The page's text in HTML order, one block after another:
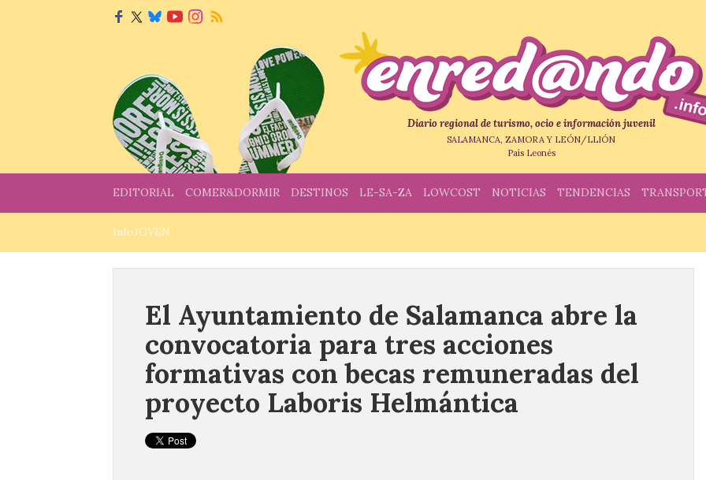
Diario regional de turismo, ocio e información juvenil
SALAMANCA, ZAMORA Y LEÓN/LLIÓN
País Leonés
EDITORIAL COMER&DORMIR DESTINOS LE-SA-ZA LOWCOST NOTICIAS TENDENCIAS
InfoJOVEN
El Ayuntamiento de Salamanca abre la
convocatoria para tres acciones
formativas con becas remuneradas del
proyecto Laboris Helmántica